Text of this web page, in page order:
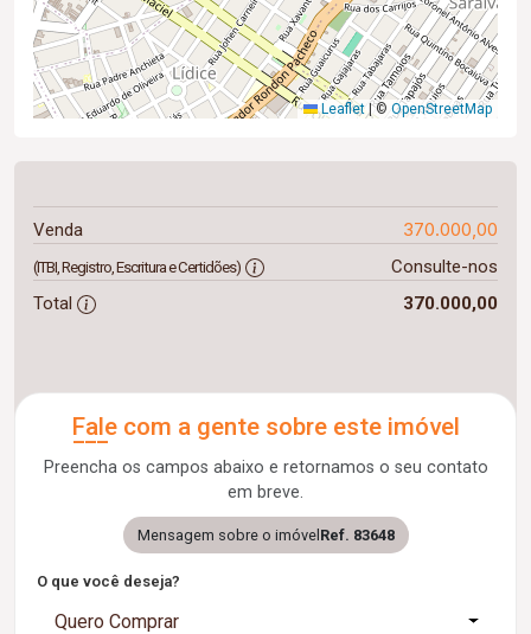
Leaflet |© OpenStreetMap
Venda 370.000,00
(ITBI, Registro, Escritura e Certidões)
Consulte-nos
Total
370.000,00
Fale com a gente sobre este imóvel
Preencha os campos abaixo e retornamos o seu contato
em breve.
Mensagem sobre o imóvelRef. 83648
O que você deseja?
Quero Comprar